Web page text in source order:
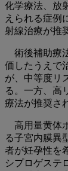
化学療法、放
えられる症例
射線治療が推
術後補助療
価したうえで
が、中等度リ
る。一方、高
療法が推奨さ
高用量黄体
る子宮内膜異
者が妊孕性を
シプロゲステ